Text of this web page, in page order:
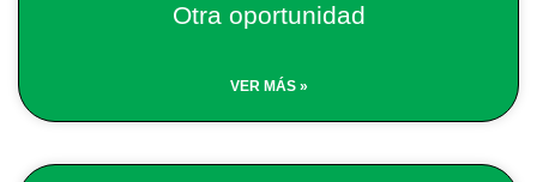
Otra oportunidad
VER MÁS »